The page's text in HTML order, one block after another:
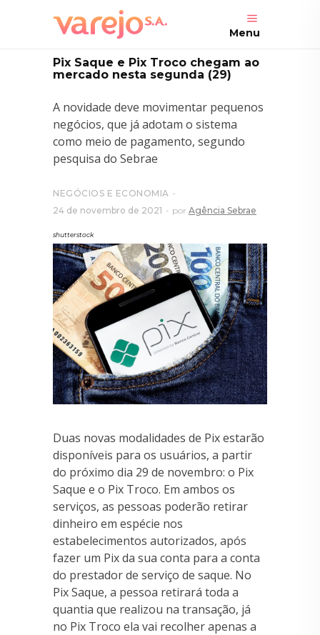
Menu
Pix Saque e Pix Troco chegam ao
mercado nesta segunda (29)
A novidade deve movimentar pequenos
negócios, que já adotam o sistema
como meio de pagamento, segundo
pesquisa do Sebrae
NEGÓCIOS E ECONOMIA
24 de novembro de 2021
por Agência Sebrae
shutterstock
Duas novas modalidades de Pix estarão
disponíveis para os usuários, a partir
do próximo dia 29 de novembro: o Pix
Saque e o Pix Troco. Em ambos os
serviços, as pessoas poderão retirar
dinheiro em espécie nos
estabelecimentos autorizados, após
fazer um Pix da sua conta para a conta
do prestador de serviço de saque. No
Pix Saque, a pessoa retirará toda a
quantia que realizou na transação, já
no Pix Troco ela vai recolher apenas a